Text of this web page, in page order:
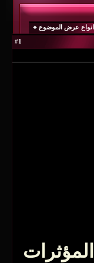
انواع عرض الموضوع
1